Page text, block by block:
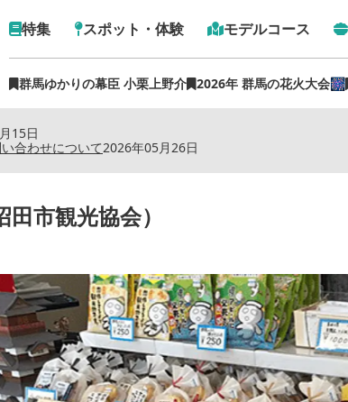
特集 スポット・体験 モデルコース
群馬ゆかりの幕臣 小栗上野介 2026年 群馬の花火大会🎆
15日
2026年05月26日
い合わせについて
市観光協会）